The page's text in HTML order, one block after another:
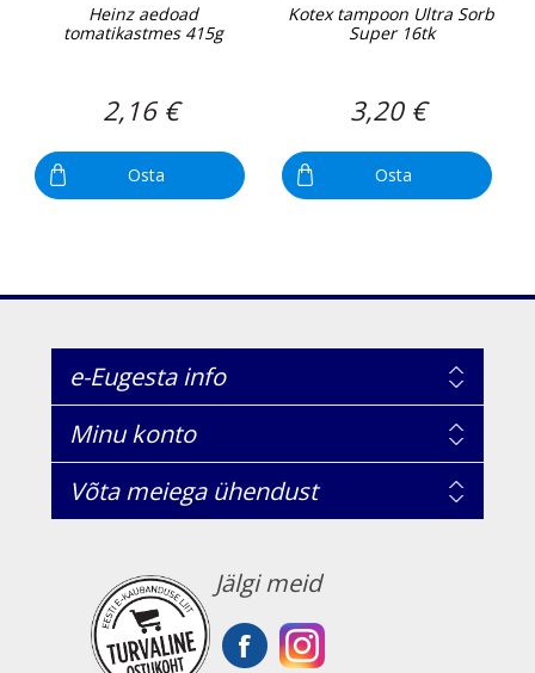
Heinz aedoad
tomatikastmes 415g
2,16 €
Osta
Kotex tampoon Ultra Sorb
Super 16tk
3,20 €
Osta
e-Eugesta info
Minu konto
Võta meiega ühendust
Jälgi meid